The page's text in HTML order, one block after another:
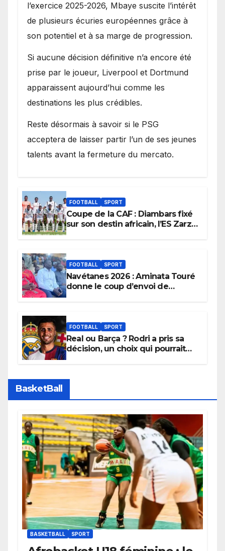
l’exercice 2025-2026, Mbaye suscite l’intérêt
de plusieurs écuries européennes grâce à
son potentiel et à sa marge de progression.
Si aucune décision définitive n’a encore été
prise par le joueur, Liverpool et Dortmund
apparaissent aujourd’hui comme les
destinations les plus crédibles.
Reste désormais à savoir si le PSG
acceptera de laisser partir l’un de ses jeunes
talents avant la fermeture du mercato.
FOOTBALL SPORT
Coupe de la CAF : Diambars fixé
sur son destin africain, l’ES Zarzis
FOOTBALL SPORT
Navétanes 2026 : Aminata Touré
donne le coup d’envoi de
apaisées.
FOOTBALL SPORT
Real ou Barça ? Rodri a pris sa
décision, un choix qui pourrait
BasketBall
BASKETBALL SPORT